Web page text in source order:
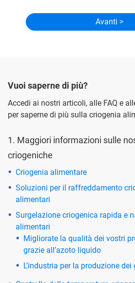
Vuoi saperne di più?
Accedi ai nostri articoli, alle FAQ e
per saperne di più sulla criogenia
1. Maggiori informazioni sulle
criogeniche
Criogenia alimentare
Soluzioni per il raffreddamento
alimentari
Surgelazione criogenica rapida e
alimentari
Migliorate la qualità dei vostri
grazie all’azoto liquido
L’industria per la produzione dei